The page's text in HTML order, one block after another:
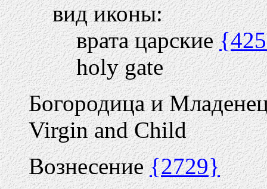
вид иконы:
врата царские
holy gate
Богородица и
Virgin and Child
Вознесение{2729}